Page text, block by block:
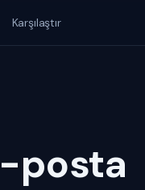
Karşılaştır
posta